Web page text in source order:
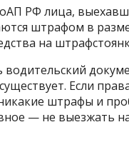
РФ лица,
штрафом в
на
Если
штрафы и
— не выезжать